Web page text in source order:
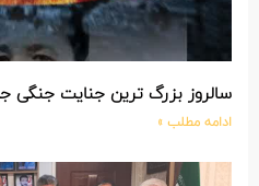
سالروز بزرگ ترین جنایت
ادامه مطلب »